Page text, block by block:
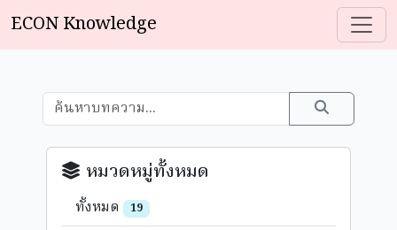
ECON Knowledge
หมวดหมู่ทั้งหมด
ทั้งหมด 19